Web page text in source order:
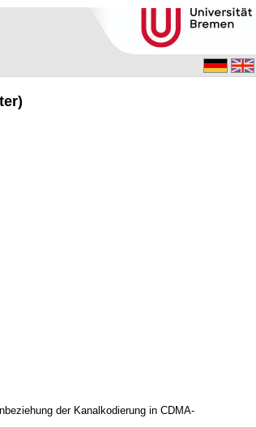
der Kanalkodierung in CDMA-